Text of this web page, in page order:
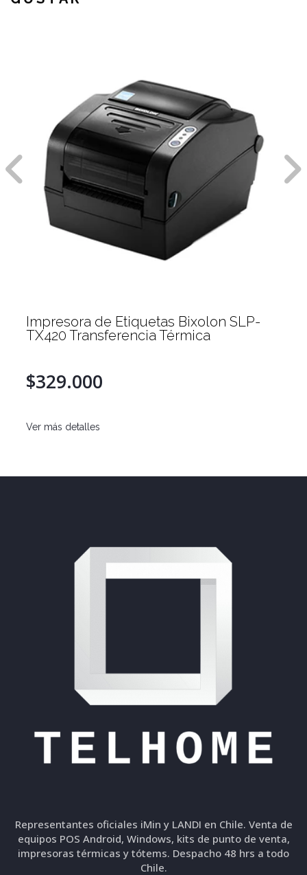
Impresora de Etiquetas Bixolon SLP-
TX420 Transferencia Térmica
$329.000
Ver más detalles
Representantes oficiales iMin y LANDI en Chile. Venta de
equipos POS Android, Windows, kits de punto de venta,
impresoras térmicas y tótems. Despacho 48 hrs a todo
Chile.